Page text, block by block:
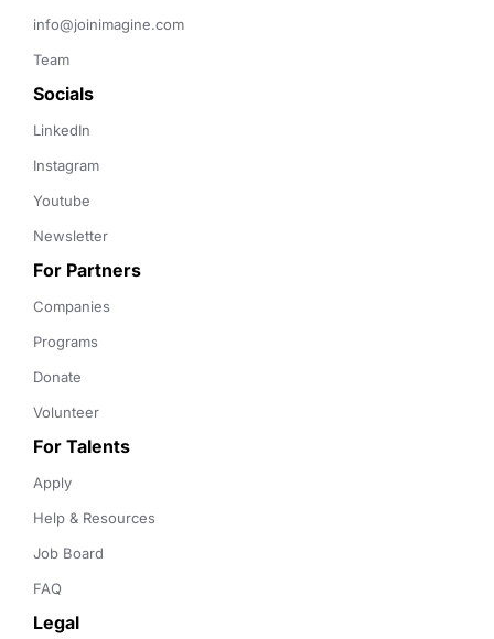
info@joinimagine.com
Team
Socials
LinkedIn
Instagram
Youtube
Newsletter
For Partners
Companies
Programs
Donate
Volunteer
For Talents
Apply
Help & Resources
Job Board
FAQ
Legal